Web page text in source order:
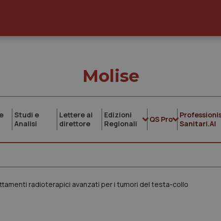
Molise
Studi e
Analisi
Lettere al
direttore
Edizioni
Regionali
QS Pro
Sanitari.AI
radioterapici avanzati per i tumori del testa-collo